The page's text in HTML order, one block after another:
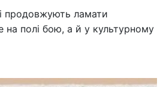
продовжують ламати
на полі бою, а й у культурному